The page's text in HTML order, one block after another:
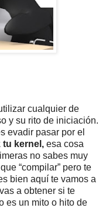
cualquier de
y su rito de iniciación.
evadir pasar por el
tu kernel, esa cosa
no sabes muy
“compilar” pero te
bien aquí te vamos a
a obtener si te
es un mito o hito de